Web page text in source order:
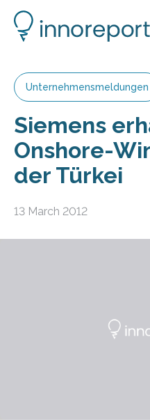
Unternehmensmeldungen
Siemens
Onshore-
der Türkei
13 March 2012